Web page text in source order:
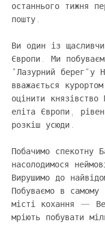
останнього тижня
пошту.
Ви один із
Європи. Ми
"Лазурний берег"у
вважається
оцінити
еліта Європи,
розкіш усюди.
Побачимо спекотну
насолодимося
Вирушимо до
Побуваємо в самому
місті кохання —
мріють побувати